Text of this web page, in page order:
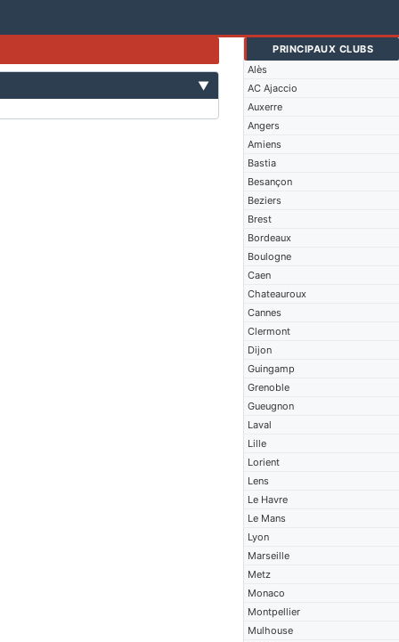
PRINCIPAUX CLUBS
Alès
AC Ajaccio
Auxerre
Angers
Amiens
Bastia
Besançon
Beziers
Brest
Bordeaux
Boulogne
Caen
Chateauroux
Cannes
Clermont
Dijon
Guingamp
Grenoble
Gueugnon
Laval
Lille
Lorient
Lens
Le Havre
Le Mans
Lyon
Marseille
Metz
Monaco
Montpellier
Mulhouse
▼